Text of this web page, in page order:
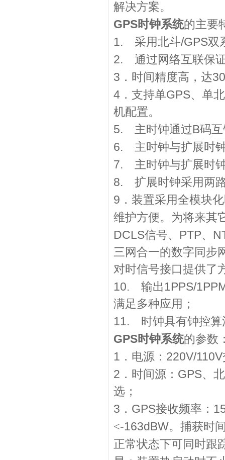
解决方案。
GPS时钟系统的主要
1. 采用北斗/GPS双
2. 通过网络互联保
3 ．时间精度高，达
4 ．支持单GPS、单
机配置。
5. 主时钟通过B码
6. 主时钟与扩展时
7. 主时钟与扩展时
8. 扩展时钟采用两
9 ．装置采用全模块
维护方便。为将来其
DCLS信号、 PTP、
三网合一的数字同步
对时信号接口提供了
10. 输出1PPS/
满足多种应用；
11. 时钟具有钟控算
GPS时钟系统的参数
1 ．电源： 220V/110V
2 ．时间源： GPS、
选；
3 ． GPS接收频率：
<-163dBW。捕获时
正常状态下可同时跟